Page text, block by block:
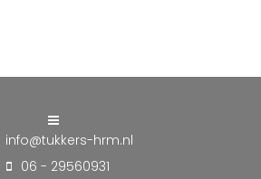
info@tukkers-hrm.nl
06 - 29560931